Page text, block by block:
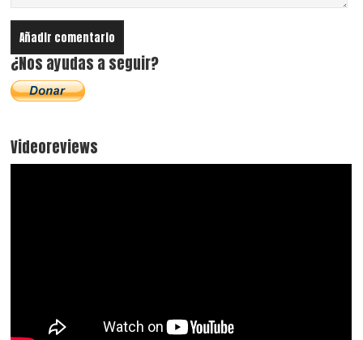
¿Nos ayudas a seguir?
Videoreviews